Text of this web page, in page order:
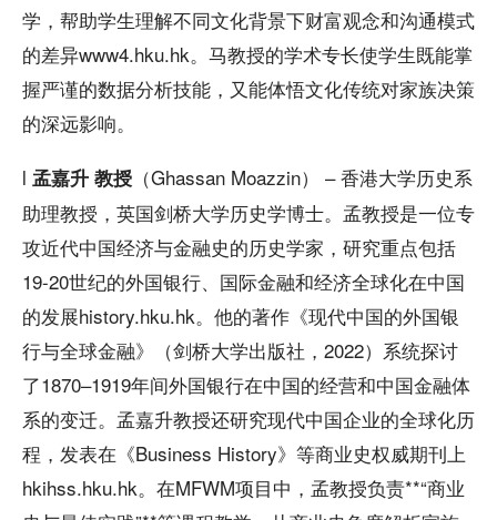
学，帮助学生理解不同文化背景下财富观念和沟通模式
的差异www4.hku.hk。马教授的学术专长使学生既能掌
握严谨的数据分析技能，又能体悟文化传统对家族决策
的深远影响。
l 孟嘉升 教授 （Ghassan Moazzin） – 香港大学历史系
助理教授，英国剑桥大学历史学博士。孟教授是一位专
攻近代中国经济与金融史的历史学家，研究重点包括
19-20世纪的外国银行、国际金融和经济全球化在中国
的发展history.hku.hk。他的著作《现代中国的外国银
行与全球金融》（剑桥大学出版社，2022）系统探讨
了1870–1919年间外国银行在中国的经营和中国金融体
系的变迁。孟嘉升教授还研究现代中国企业的全球化历
程，发表在《Business History》等商业史权威期刊上
hkihss.hku.hk。在MFWM项目中，孟教授负责**“商业